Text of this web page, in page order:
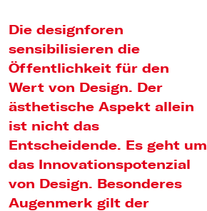
Die designforen
sensibilisieren die
Öffentlichkeit für den
Wert von Design. Der
ästhetische Aspekt allein
ist nicht das
Entscheidende. Es geht um
das Innovationspotenzial
von Design. Besonderes
Augenmerk gilt der